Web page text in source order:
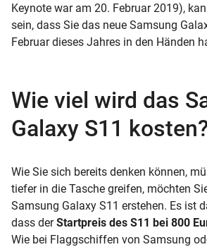
Keynote war am 20. Februar 2019),
sein, dass Sie das neue Samsung
Februar dieses Jahres in den Händen
Wie viel wird das
Galaxy S11
Wie Sie sich bereits denken können,
tiefer in die Tasche greifen, möchten
Samsung Galaxy S11 erstehen. Es ist
dass derStartpreis des S11 bei 800
Wie bei Flaggschiffen von Samsung